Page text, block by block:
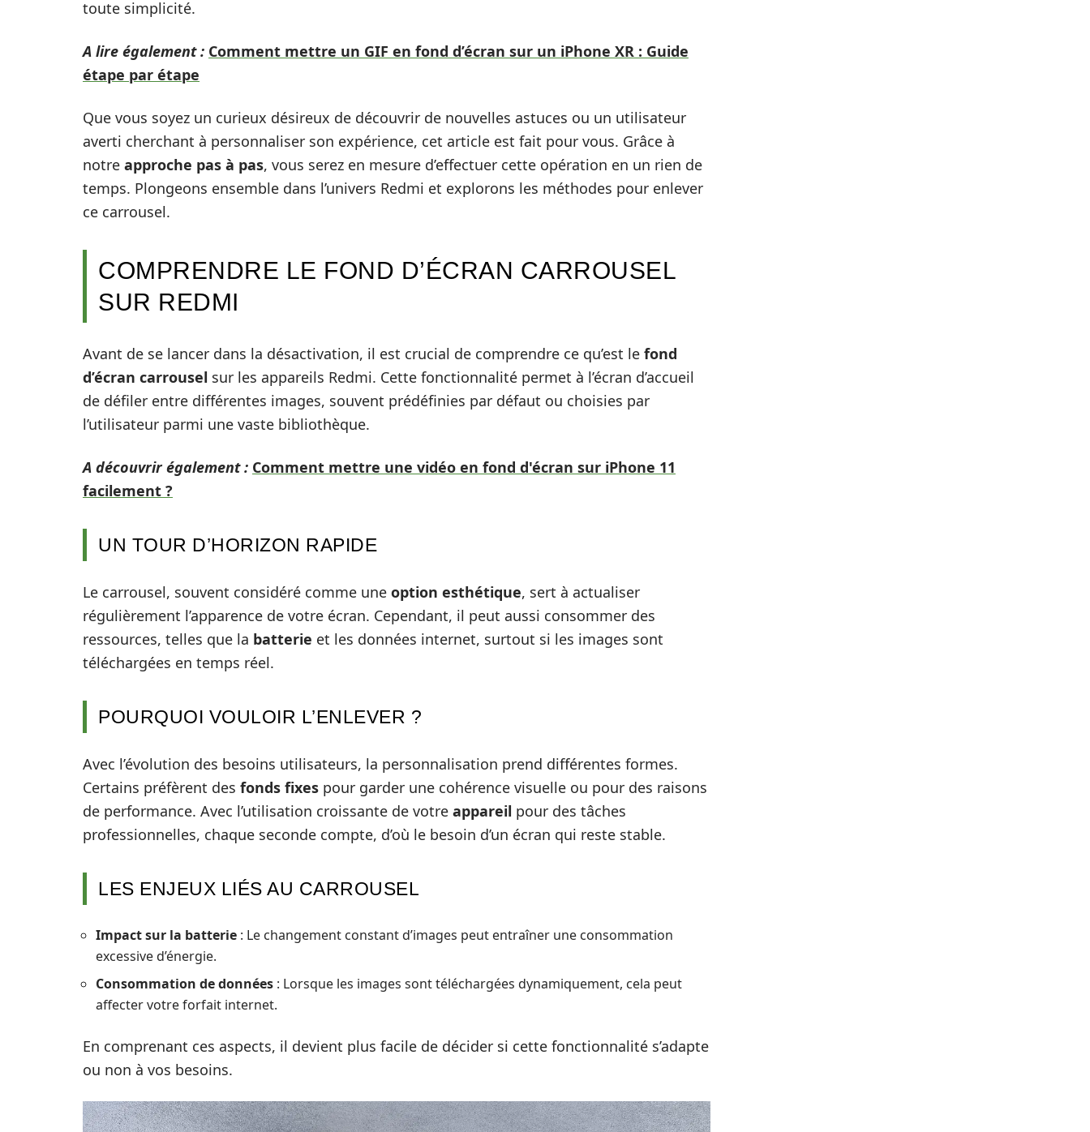
toute simplicité.
A lire également : Comment mettre un GIF en fond d’écran sur un iPhone XR : Guide
étape par étape
Que vous soyez un curieux désireux de découvrir de nouvelles astuces ou un utilisateur
averti cherchant à personnaliser son expérience, cet article est fait pour vous. Grâce à
notre approche pas à pas, vous serez en mesure d’effectuer cette opération en un rien de
temps. Plongeons ensemble dans l’univers Redmi et explorons les méthodes pour enlever
ce carrousel.
COMPRENDRE LE FOND D’ÉCRAN CARROUSEL
SUR REDMI
Avant de se lancer dans la désactivation, il est crucial de comprendre ce qu’est le fond
d’écran carrousel sur les appareils Redmi. Cette fonctionnalité permet à l’écran d’accueil
de défiler entre différentes images, souvent prédéfinies par défaut ou choisies par
l’utilisateur parmi une vaste bibliothèque.
A découvrir également : Comment mettre une vidéo en fond d'écran sur iPhone 11
facilement ?
UN TOUR D’HORIZON RAPIDE
Le carrousel, souvent considéré comme une option esthétique, sert à actualiser
régulièrement l’apparence de votre écran. Cependant, il peut aussi consommer des
ressources, telles que la batterie et les données internet, surtout si les images sont
téléchargées en temps réel.
POURQUOI VOULOIR L’ENLEVER ?
Avec l’évolution des besoins utilisateurs, la personnalisation prend différentes formes.
Certains préfèrent des fonds fixes pour garder une cohérence visuelle ou pour des raisons
de performance. Avec l’utilisation croissante de votre appareil pour des tâches
professionnelles, chaque seconde compte, d’où le besoin d’un écran qui reste stable.
LES ENJEUX LIÉS AU CARROUSEL
Impact sur la batterie : Le changement constant d’images peut entraîner une consommation
excessive d’énergie.
Consommation de données : Lorsque les images sont téléchargées dynamiquement, cela peut
affecter votre forfait internet.
En comprenant ces aspects, il devient plus facile de décider si cette fonctionnalité s’adapte
ou non à vos besoins.